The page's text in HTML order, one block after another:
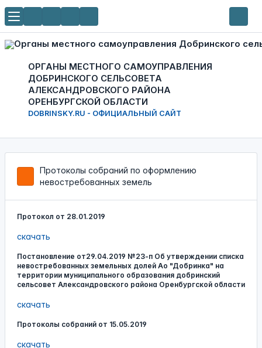
ОРГАНЫ МЕСТНОГО САМОУПРАВЛЕНИЯ
ДОБРИНСКОГО СЕЛЬСОВЕТА
АЛЕКСАНДРОВСКОГО РАЙОНА
ОРЕНБУРГСКОЙ ОБЛАСТИ
DOBRINSKY.RU - ОФИЦИАЛЬНЫЙ САЙТ
Протоколы собраний по оформлению
невостребованных земель
Протокол от 28.01.2019
скачать
Постановление от29.04.2019 №23-п Об утверждении списка
невостребованных земельных долей Ао "Добринка" на
территории муниципального образования добринский
сельсовет Александровского района Оренбургской области
скачать
Протоколы собраний от 15.05.2019
скачать